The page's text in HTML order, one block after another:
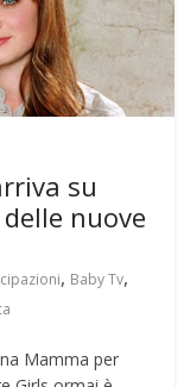
su
nuove
, Baby Tv,
Mamma per